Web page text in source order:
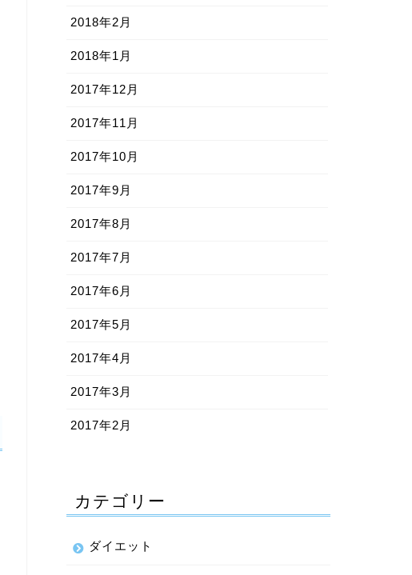
2018年2月
2018年1月
2017年12月
2017年11月
2017年10月
2017年9月
2017年8月
2017年7月
2017年6月
2017年5月
2017年4月
2017年3月
2017年2月
カテゴリー
ダイエット